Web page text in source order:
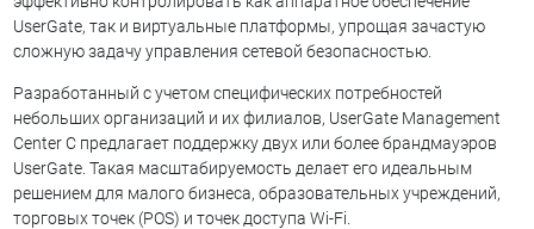
UserGate, так и виртуальные платформы, упрощая зачастую
сложную задачу управления сетевой безопасностью.
Разработанный с учетом специфических потребностей
небольших организаций и их филиалов, UserGate Management
Center C предлагает поддержку двух или более брандмауэров
UserGate. Такая масштабируемость делает его идеальным
решением для малого бизнеса, образовательных учреждений,
торговых точек (POS) и точек доступа Wi-Fi.